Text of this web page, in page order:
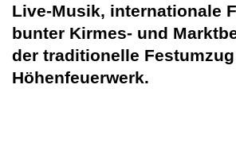
Live-Musik, internationale
bunter Kirmes- und
der traditionelle
Höhenfeuerwerk.